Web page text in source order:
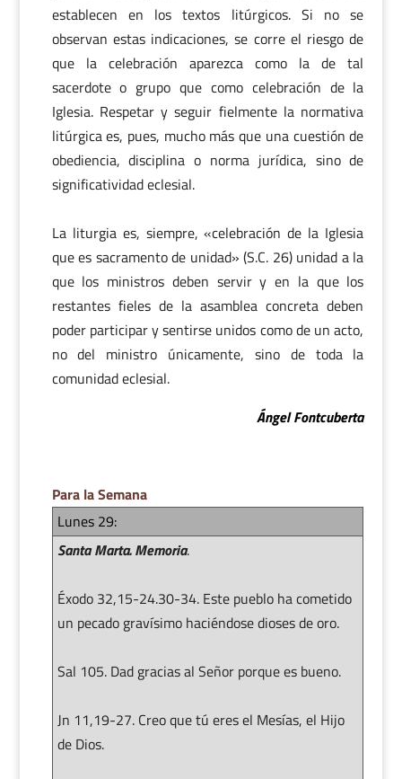
establecen en los textos litúrgicos. Si no se
observan estas indicaciones, se corre el riesgo de
que la celebración aparezca como la de tal
sacerdote o grupo que como celebración de la
Iglesia. Respetar y seguir fielmente la normativa
litúrgica es, pues, mucho más que una cuestión de
obediencia, disciplina o norma jurídica, sino de
significatividad eclesial.
La liturgia es, siempre, «celebración de la Iglesia
que es sacramento de unidad» (S.C. 26) unidad a la
que los ministros deben servir y en la que los
restantes fieles de la asamblea concreta deben
poder participar y sentirse unidos como de un acto,
no del ministro únicamente, sino de toda la
comunidad eclesial.
Ángel Fontcuberta
Para la Semana
Lunes 29:
Santa Marta. Memoria.
Éxodo 32,15-24.30-34. Este pueblo ha cometido
un pecado gravísimo haciéndose dioses de oro.
Sal 105. Dad gracias al Señor porque es bueno.
Jn 11,19-27. Creo que tú eres el Mesías, el Hijo
de Dios.